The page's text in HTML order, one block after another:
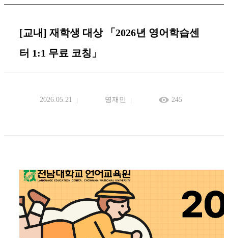
[교내] 재학생 대상 「2026년 영어학습센
터 1:1 무료 코칭」
2026.05.21 명재민 245